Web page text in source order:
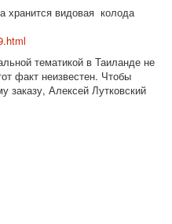
хранится видовая колода
тематикой в Таиланде не
факт неизвестен. Чтобы
заказу, Алексей Лутковский